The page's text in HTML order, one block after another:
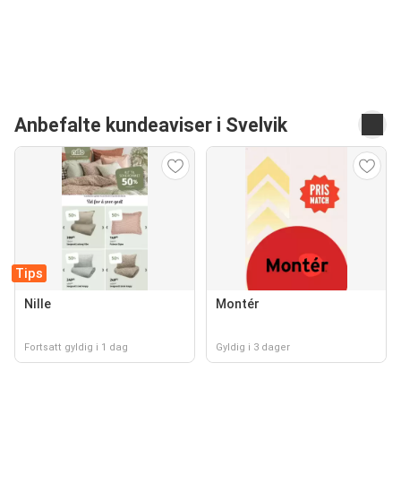
Anbefalte kundeaviser i Svelvik
Tips
Nille
Fortsatt gyldig i 1 dag
Montér
Gyldig i 3 dager